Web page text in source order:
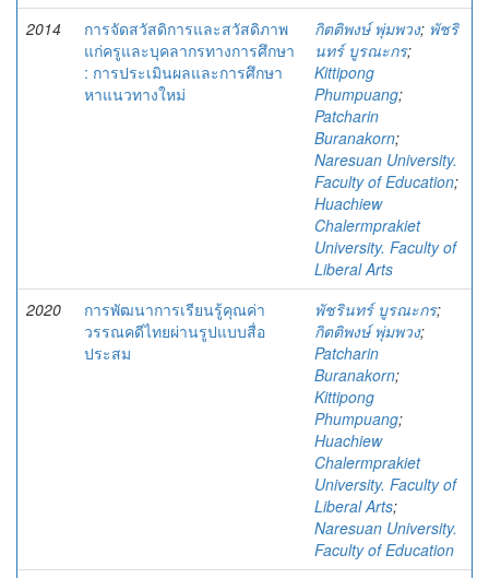
2014
การจัดสวัสดิการและสวัสดิภาพ
แก่ครูและบุคลากรทางการศึกษา
: การประเมินผลและการศึกษา
หาแนวทางใหม่
กิตติพงษ์ พุ่มพวง; พัชริ
นทร์ บูรณะกร;
Kittipong
Phumpuang;
Patcharin
Buranakorn;
Naresuan University.
Faculty of Education;
Huachiew
Chalermprakiet
University. Faculty of
Liberal Arts
2020
การพัฒนาการเรียนรู้คุณค่า
วรรณคดีไทยผ่านรูปแบบสื่อ
ประสม
พัชรินทร์ บูรณะกร;
กิตติพงษ์ พุ่มพวง;
Patcharin
Buranakorn;
Kittipong
Phumpuang;
Huachiew
Chalermprakiet
University. Faculty of
Liberal Arts;
Naresuan University.
Faculty of Education